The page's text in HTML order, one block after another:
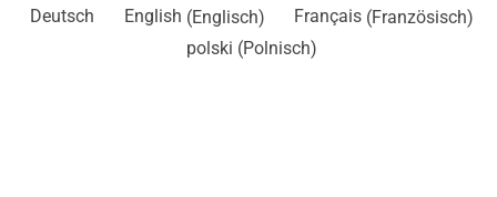
Deutsch English (Englisch) Français (Französisch)
polski (Polnisch)